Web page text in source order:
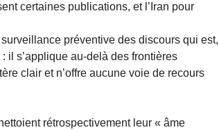
certaines publications, et l’Iran pour
préventive des discours qui est,
il s’applique au-delà des frontières
clair et n’offre aucune voie de recours
rétrospectivement leur « âme